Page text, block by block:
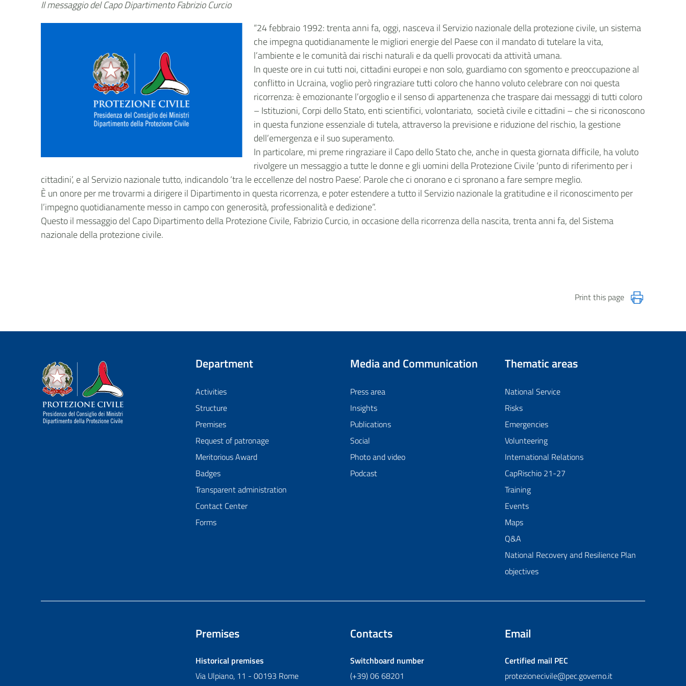
Il messaggio del Capo Dipartimento Fabrizio Curcio
“24 febbraio 1992: trenta anni fa, oggi, nasceva il Servizio nazionale della protezione civile, un sistema
che impegna quotidianamente le migliori energie del Paese con il mandato di tutelare la vita,
l’ambiente e le comunità dai rischi naturali e da quelli provocati da attività umana.
In queste ore in cui tutti noi, cittadini europei e non solo, guardiamo con sgomento e preoccupazione al
conflitto in Ucraina, voglio però ringraziare tutti coloro che hanno voluto celebrare con noi questa
ricorrenza: è emozionante l’orgoglio e il senso di appartenenza che traspare dai messaggi di tutti coloro
– Istituzioni, Corpi dello Stato, enti scientifici, volontariato, società civile e cittadini – che si riconoscono
in questa funzione essenziale di tutela, attraverso la previsione e riduzione del rischio, la gestione
dell’emergenza e il suo superamento.
In particolare, mi preme ringraziare il Capo dello Stato che, anche in questa giornata difficile, ha voluto
rivolgere un messaggio a tutte le donne e gli uomini della Protezione Civile ‘punto di riferimento per i
cittadini’, e al Servizio nazionale tutto, indicandolo ‘tra le eccellenze del nostro Paese’. Parole che ci onorano e ci spronano a fare sempre meglio.
È un onore per me trovarmi a dirigere il Dipartimento in questa ricorrenza, e poter estendere a tutto il Servizio nazionale la gratitudine e il riconoscimento per
l’impegno quotidianamente messo in campo con generosità, professionalità e dedizione”.
Questo il messaggio del Capo Dipartimento della Protezione Civile, Fabrizio Curcio, in occasione della ricorrenza della nascita, trenta anni fa, del Sistema
nazionale della protezione civile.
Print this page
Dipartimento della Protezione Civile
Department
Activities
Structure
Premises
Request of patronage
Meritorious Award
Badges
Transparent administration
Contact Center
Forms
Media and Communication
Press area
Insights
Publications
Social
Photo and video
Podcast
Thematic areas
National Service
Risks
Emergencies
Volunteering
International Relations
CapRischio 21-27
Training
Events
Maps
Q&A
National Recovery and Resilience Plan
objectives
Premises
Historical premises
Via Ulpiano, 11 - 00193 Rome
Contacts
Switchboard number
(+39) 06 68201
Email
Certified mail PEC
protezionecivile@pec.governo.it